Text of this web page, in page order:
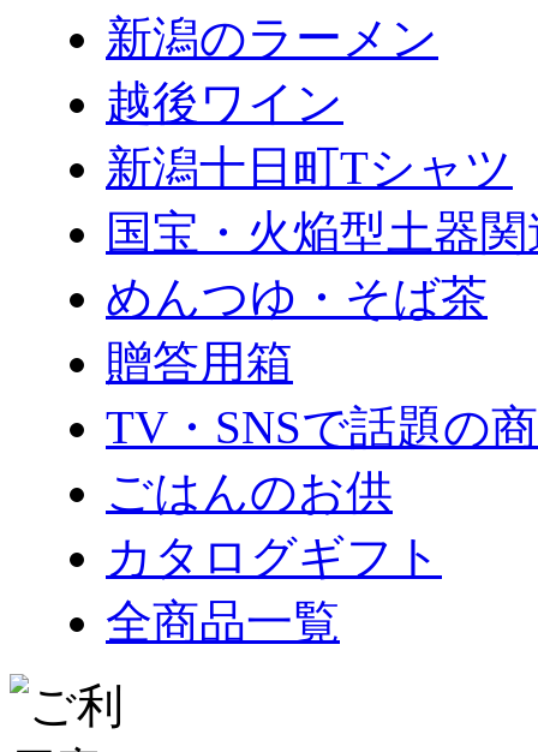
新潟のラーメン
越後ワイン
新潟十日町Tシャツ
国宝・火焔型土器
めんつゆ・そば茶
贈答用箱
TV・SNSで話題の
ごはんのお供
カタログギフト
全商品一覧